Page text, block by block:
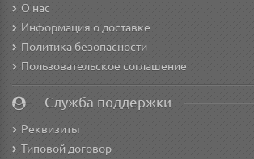
О нас
Информация о доставке
Политика безопасности
Пользовательское соглашение
Служба поддержки
Реквизиты
Типовой договор